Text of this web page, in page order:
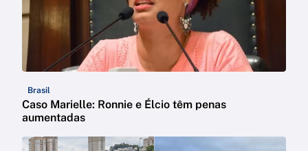
Brasil
Caso Marielle: Ronnie e Élcio têm penas
aumentadas